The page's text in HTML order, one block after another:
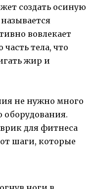
создать осиную
вовлекает
тела, что
жир и
не нужно много
оборудования.
для фитнеса
шаги, которые